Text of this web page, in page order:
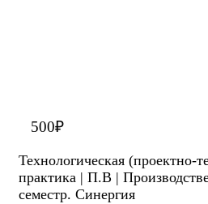
500₽
Технологическая (проектно-
практика | П.В |
семестр. Синергия